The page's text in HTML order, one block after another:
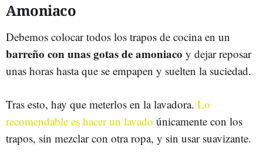
Amoniaco
Debemos colocar todos los trapos de cocina en un
barreño con unas gotas de amoniaco y dejar reposar
unas horas hasta que se empapen y suelten la suciedad.
Tras esto, hay que meterlos en la lavadora. Lo
recomendable es hacer un lavado únicamente con los
trapos, sin mezclar con otra ropa, y sin usar suavizante.